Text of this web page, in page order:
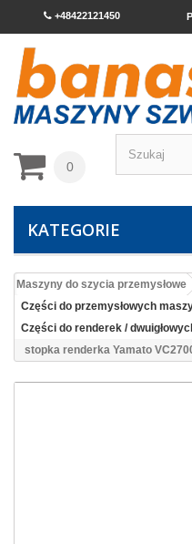
+48422121450
0
KATEGORIE
Maszyny do szycia przemysłowe
Części do przemysłowych
Części do renderek /
stopka renderka Yamato